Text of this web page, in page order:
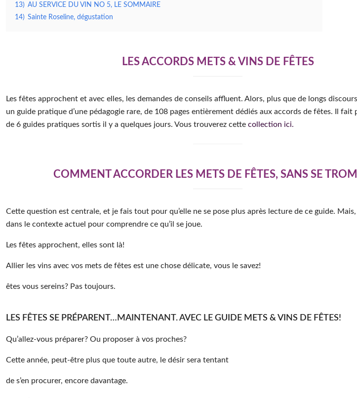
13) AU SERVICE DU VIN NO 5, LE SOMMAIRE
14) Sainte Roseline, dégustation
LES ACCORDS METS & VINS DE FÊTES
Les fêtes approchent et avec elles, les demandes de conseils affluent. Alors, plus que de longs
un guide pratique d’une pédagogie rare, de 108 pages entièrement dédiés aux accords de fêtes. Il
de 6 guides pratiques sortis il y a quelques jours. Vous trouverez cette collection ici.
COMMENT ACCORDER LES METS DE FÊTES, SANS SE
Cette question est centrale, et je fais tout pour qu’elle ne se pose plus après lecture de ce guide.
dans le contexte actuel pour comprendre ce qu’il se joue.
Les fêtes approchent, elles sont là!
Allier les vins avec vos mets de fêtes est une chose délicate, vous le savez!
êtes vous sereins? Pas toujours.
LES FÊTES SE PRÉPARENT…MAINTENANT. AVEC LE GUIDE METS & VINS DE FÊTES!
Qu’allez-vous préparer? Ou proposer à vos proches?
Cette année, peut-être plus que toute autre, le désir sera tentant
de s’en procurer, encore davantage.